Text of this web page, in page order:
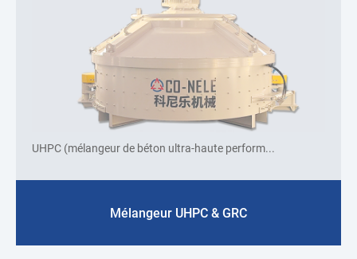
UHPC (mélangeur de béton ultra-haute perform...
Mélangeur UHPC & GRC